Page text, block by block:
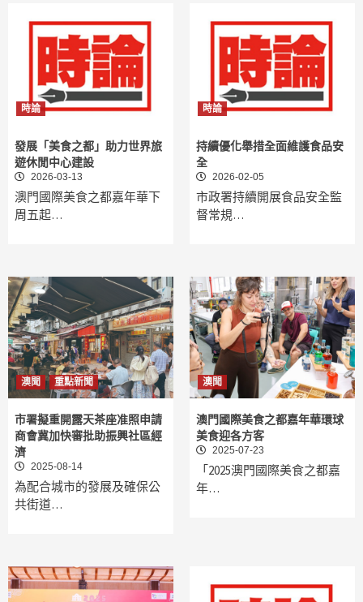
時論
發展「美食之都」助力世界旅
遊休閒中心建設
2026-03-13
澳門國際美食之都嘉年華下
周五起…
時論
持續優化舉措全面維護食品安
全
2026-02-05
市政署持續開展食品安全監
督常規…
澳聞 重點新聞
市署擬重開露天茶座准照申請
商會冀加快審批助振興社區經
濟
2025-08-14
為配合城市的發展及確保公
共街道…
澳聞
澳門國際美食之都嘉年華環球
美食迎各方客
2025-07-23
「2025澳門國際美食之都嘉
年…